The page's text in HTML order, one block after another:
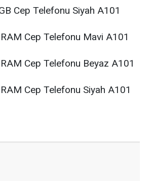
Cep Telefonu Siyah A101
Cep Telefonu Mavi A101
Cep Telefonu Beyaz A101
Cep Telefonu Siyah A101